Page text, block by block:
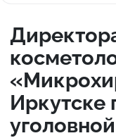
Иркутске